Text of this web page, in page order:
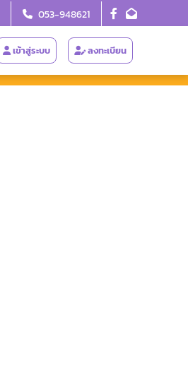
053-948621
เข้าสู่ระบบ ลงทะเบียน